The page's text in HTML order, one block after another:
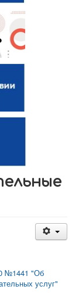
№1441 "Об
услуг"